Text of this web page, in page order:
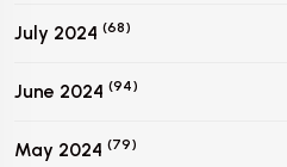
July 2024 (68)
June 2024 (94)
May 2024 (79)